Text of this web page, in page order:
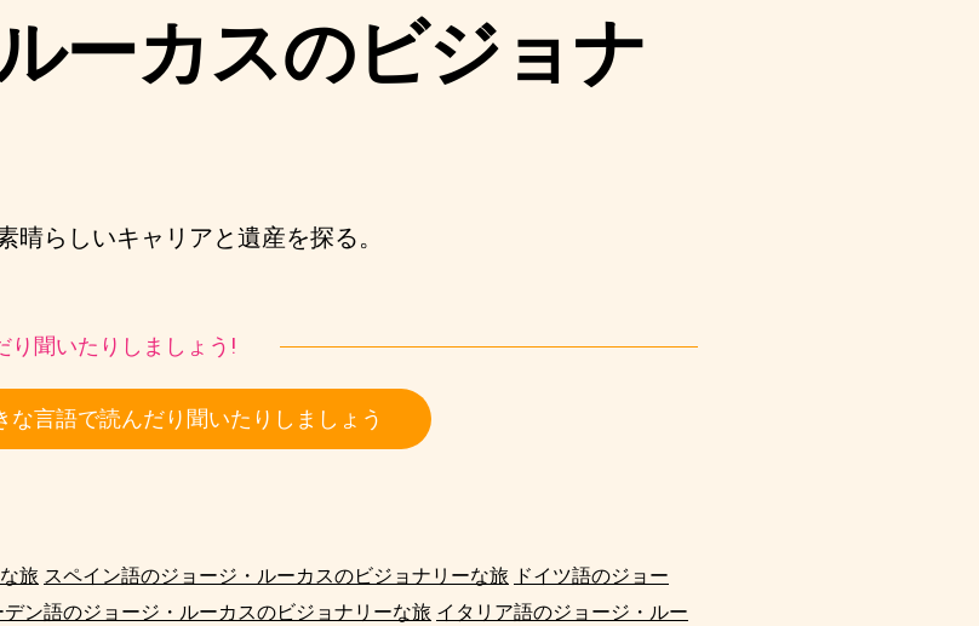
ーカスのビジョナ
らしいキャリアと遺産を探る。
り聞いたりしましょう!
な言語で読んだり聞いたりしましょう
旅 スペイン語のジョージ・ルーカスのビジョナリーな旅 ドイツ語のジョー
デン語のジョージ・ルーカスのビジョナリーな旅 イタリア語のジョージ・ルー